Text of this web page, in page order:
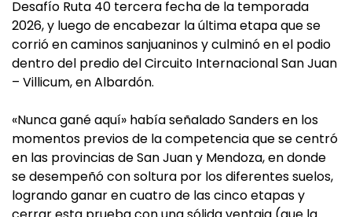
Desafío Ruta 40 tercera fecha de la temporada
2026, y luego de encabezar la última etapa que se
corrió en caminos sanjuaninos y culminó en el podio
dentro del predio del Circuito Internacional San Juan
– Villicum, en Albardón.
«Nunca gané aquí» había señalado Sanders en los
momentos previos de la competencia que se centró
en las provincias de San Juan y Mendoza, en donde
se desempeñó con soltura por los diferentes suelos,
logrando ganar en cuatro de las cinco etapas y